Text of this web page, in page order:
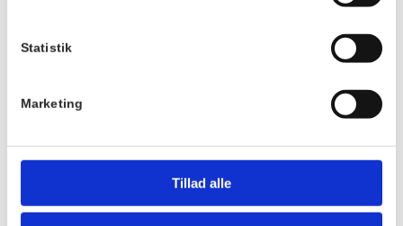
Statistik
Marketing
Tillad alle
Serie:
Pris:
Sted
Skovvej 7